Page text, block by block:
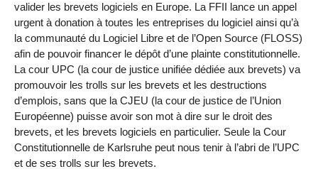
valider les brevets logiciels en Europe. La FFII lance un appel
urgent à donation à toutes les entreprises du logiciel ainsi qu’à
la communauté du Logiciel Libre et de l’Open Source (FLOSS)
afin de pouvoir financer le dépôt d’une plainte constitutionnelle.
La cour UPC (la cour de justice unifiée dédiée aux brevets) va
promouvoir les trolls sur les brevets et les destructions
d’emplois, sans que la CJEU (la cour de justice de l’Union
Européenne) puisse avoir son mot à dire sur le droit des
brevets, et les brevets logiciels en particulier. Seule la Cour
Constitutionnelle de Karlsruhe peut nous tenir à l’abri de l’UPC
et de ses trolls sur les brevets.